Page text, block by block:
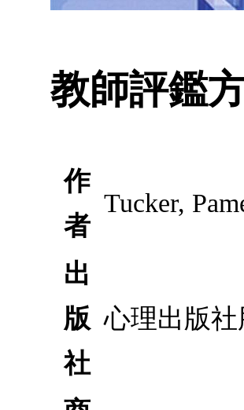
教師評鑑
作
者
Tucker,
出
版
社
心理出版社